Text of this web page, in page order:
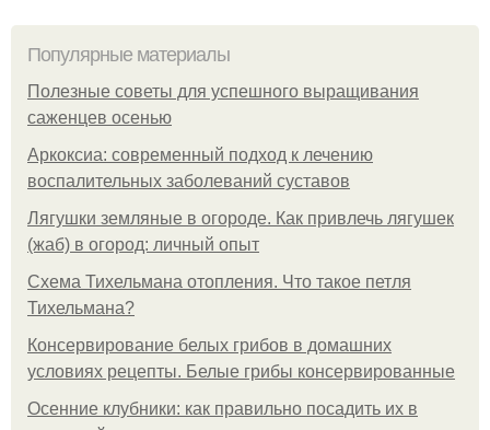
Популярные материалы
Полезные советы для успешного выращивания
саженцев осенью
Аркоксиа: современный подход к лечению
воспалительных заболеваний суставов
Лягушки земляные в огороде. Как привлечь лягушек
(жаб) в огород: личный опыт
Схема Тихельмана отопления. Что такое петля
Тихельмана?
Консервирование белых грибов в домашних
условиях рецепты. Белые грибы консервированные
Осенние клубники: как правильно посадить их в